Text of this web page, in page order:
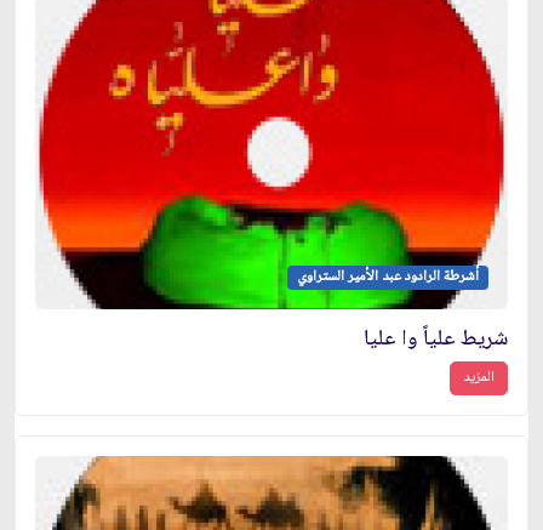
أشرطة الرادود عبد الأمير الستراوي
شريط علياً وا عليا
المزيد